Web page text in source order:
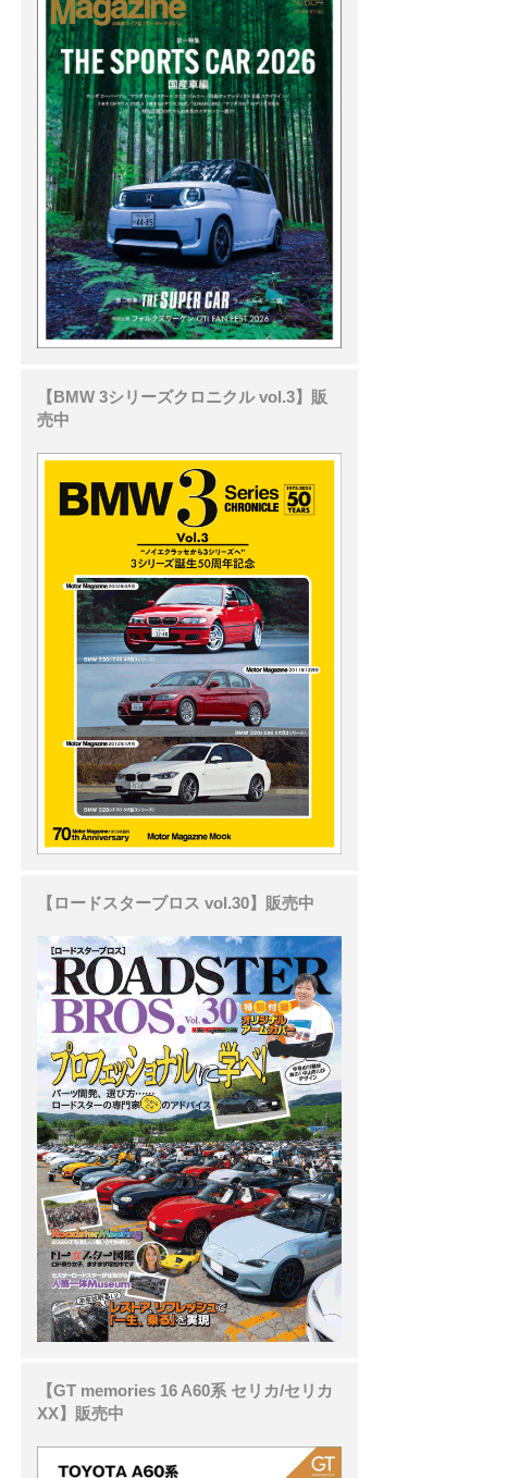
【BMW 3シリーズクロニクル vol.3】販
売中
【ロードスターブロス vol.30】販売中
【GT memories 16 A60系 セリカ/セリカ
XX】販売中